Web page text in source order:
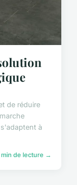
de réduire
à
min de lecture →